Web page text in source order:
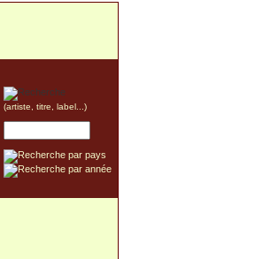
(artiste, titre, label...)